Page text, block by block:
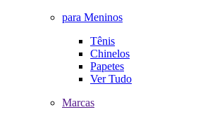
para Meninos
Tênis
Chinelos
Papetes
Ver Tudo
Marcas